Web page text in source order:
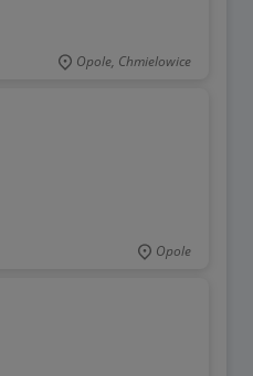
Opole, Chmielowice
Opole